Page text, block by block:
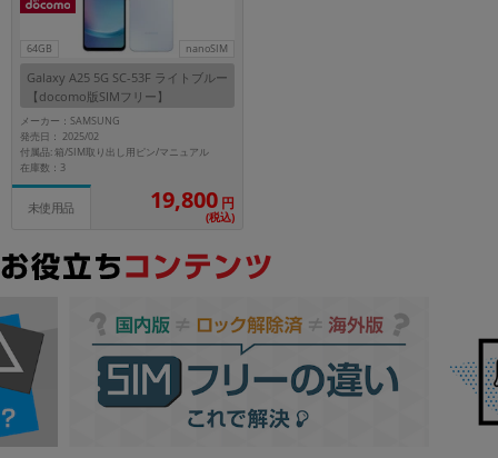
64GB nanoSIM
Galaxy A25 5G SC-53F ライトブルー
【docomo版SIMフリー】
メーカー：SAMSUNG
発売日： 2025/02
付属品: 箱/SIM取り出し用ピン/マニュアル
在庫数：3
未使用品 19,800 円
(税込)
容量
~
モニタサイズ
円 ～
発売日
年